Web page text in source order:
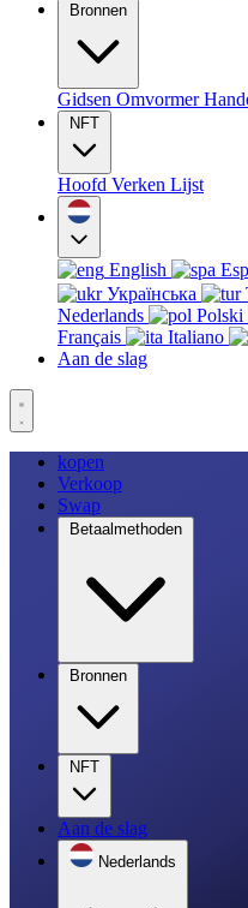
Bronnen
Gidsen Omvormer
NFT
Hoofd Verken Lijst
English
Українська
Nederlands
Polski
Français
Italiano
Aan de slag
kopen
Verkoop
Swap
Betaalmethoden
Bronnen
NFT
Aan de slag
Nederlands